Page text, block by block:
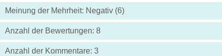
Meinung der Mehrheit: Negativ (6)
Anzahl der Bewertungen: 8
Anzahl der Kommentare: 3